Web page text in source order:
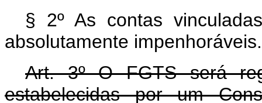
§ 2º As contas
absolutamente impenhoráveis.
Art. 3º O FGTS será
estabelecidas por um